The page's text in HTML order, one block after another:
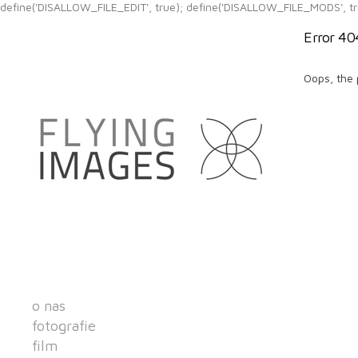
define('DISALLOW_FILE_EDIT', true); define('DISALLOW_FILE_MODS',
o nas
fotografie
film
Error
Oops, the